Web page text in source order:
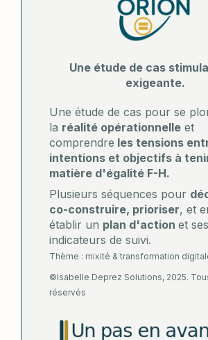
Une étude de cas
exigeante.
Une étude de cas pour se
la réalité opérationnelle et
comprendre les tensions
intentions et objectifs à
matière d'égalité F-H.
Plusieurs séquences pour
co-construire, prioriser, et
établir un plan d'action et ses
indicateurs de suivi.
Thème : mixité & transformation
©️Isabelle Deprez Solutions, 2025.
réservés